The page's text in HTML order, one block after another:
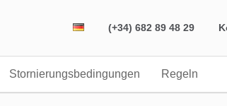
(+34) 682 89 48 29
Stornierungsbedingungen Regeln